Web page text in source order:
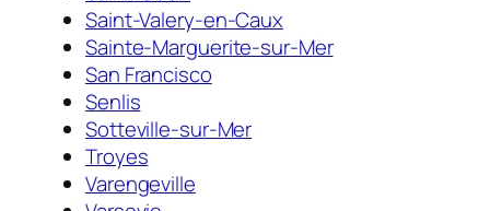
Saint-Valery-en-Caux
Sainte-Marguerite-sur-Mer
San Francisco
Senlis
Sotteville-sur-Mer
Troyes
Varengeville